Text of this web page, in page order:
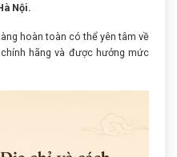
Nội.
hoàn toàn có thể yên tâm về
hãng và được hưởng mức